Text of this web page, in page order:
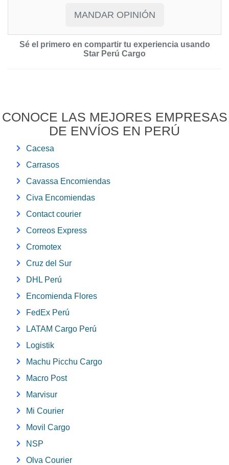
Sé el primero en compartir tu experiencia usando
Star Perú Cargo
CONOCE LAS MEJORES EMPRESAS
DE ENVÍOS EN PERÚ
Cacesa
Carrasos
Cavassa Encomiendas
Civa Encomiendas
Contact courier
Correos Express
Cromotex
Cruz del Sur
DHL Perú
Encomienda Flores
FedEx Perú
LATAM Cargo Perú
Logistik
Machu Picchu Cargo
Macro Post
Marvisur
Mi Courier
Movil Cargo
NSP
Olva Courier